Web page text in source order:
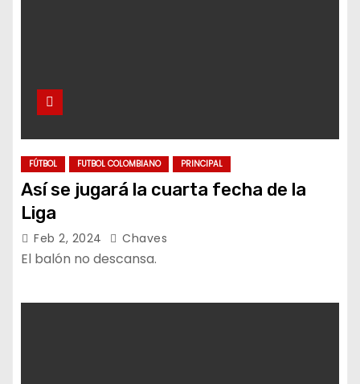
FÚTBOL FUTBOL COLOMBIANO PRINCIPAL
Así se jugará la cuarta fecha de la
Liga
Feb 2, 2024 Chaves
El balón no descansa.